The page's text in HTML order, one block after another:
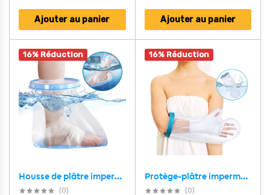
Ajouter au panier Ajouter au panier
16% Réduction
Housse de plâtre imperméable pour la douche protection demi pied adulte – غطاء عازل للمياه للرجل المكسورة
(0)
16% Réduction
Protège-plâtre imperméable demi bras pour pour adulte – غطاء عازل للمياه لليد المكسولة
(0)